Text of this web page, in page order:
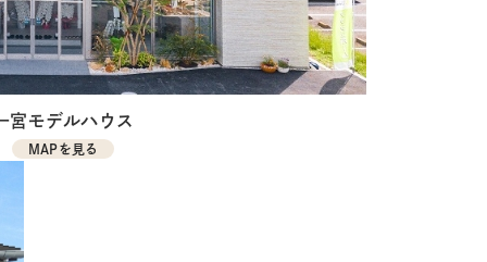
宮モデルハウス
MAPを見る